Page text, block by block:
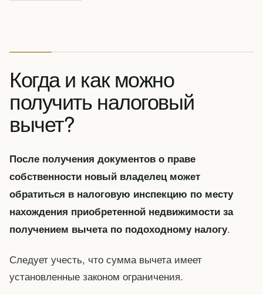
Когда и как можно
получить налоговый
вычет?
После получения документов о праве
собственности новый владелец может
обратиться в налоговую инспекцию по месту
нахождения приобретенной недвижимости за
получением вычета по подоходному налогу.
Следует учесть, что сумма вычета имеет
установленные законом ограничения.